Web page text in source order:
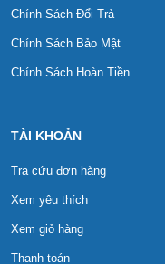
Chính Sách Đổi Trả
Chính Sách Bảo Mật
Chính Sách Hoàn Tiền
TÀI KHOẢN
Tra cứu đơn hàng
Xem yêu thích
Xem giỏ hàng
Thanh toán